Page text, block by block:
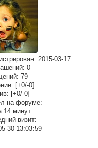
: 2015-03-17
0
79
[+0/-0]
[+0/-0]
на форуме:
14 минут
визит:
30 13:03:59